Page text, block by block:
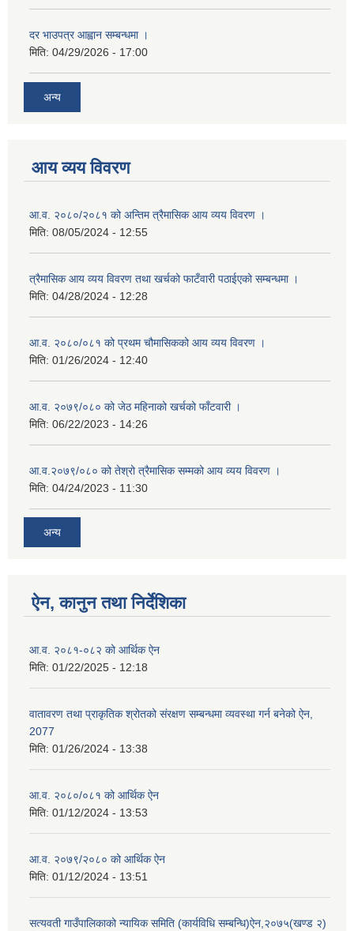
दर भाउपत्र आह्वान सम्बन्धमा ।
मिति: 04/29/2026 - 17:00
अन्य
आय व्यय विवरण
आ.व. २०८०/२०८१ को अन्तिम त्रैमासिक आय व्यय विवरण ।
मिति: 08/05/2024 - 12:55
त्रैमासिक आय व्यय विवरण तथा खर्चको फाटँवारी पठाईएको सम्बन्धमा ।
मिति: 04/28/2024 - 12:28
आ.व. २०८०/०८१ को प्रथम चौमासिकको आय व्यय विवरण ।
मिति: 01/26/2024 - 12:40
आ.व. २०७९/०८० को जेठ महिनाको खर्चको फाँटवारी ।
मिति: 06/22/2023 - 14:26
आ.व.२०७९/०८० को तेश्रो त्रैमासिक सम्मको आय व्यय विवरण ।
मिति: 04/24/2023 - 11:30
अन्य
ऐन, कानुन तथा निर्देशिका
आ.व. २०८१-०८२ को आर्थिक ऐन
मिति: 01/22/2025 - 12:18
वातावरण तथा प्राकृतिक श्रोतको संरक्षण सम्बन्धमा व्यवस्था गर्न बनेको ऐन,
2077
मिति: 01/26/2024 - 13:38
आ.व. २०८०/०८१ को आर्थिक ऐन
मिति: 01/12/2024 - 13:53
आ.व. २०७९/२०८० को आर्थिक ऐन
मिति: 01/12/2024 - 13:51
सत्यवती गाउँपालिकाको न्यायिक समिति (कार्यविधि सम्बन्धि)ऐन,२०७५(खण्ड २)